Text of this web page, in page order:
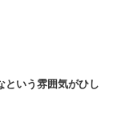
いう雰囲気がひし